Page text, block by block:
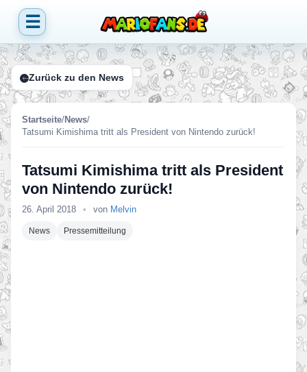
☰
Zurück zu den News
Startseite/News/
Tatsumi Kimishima tritt als President von Nintendo zurück!
Tatsumi Kimishima tritt als President
von Nintendo zurück!
26. April 2018 • von Melvin
News Pressemitteilung